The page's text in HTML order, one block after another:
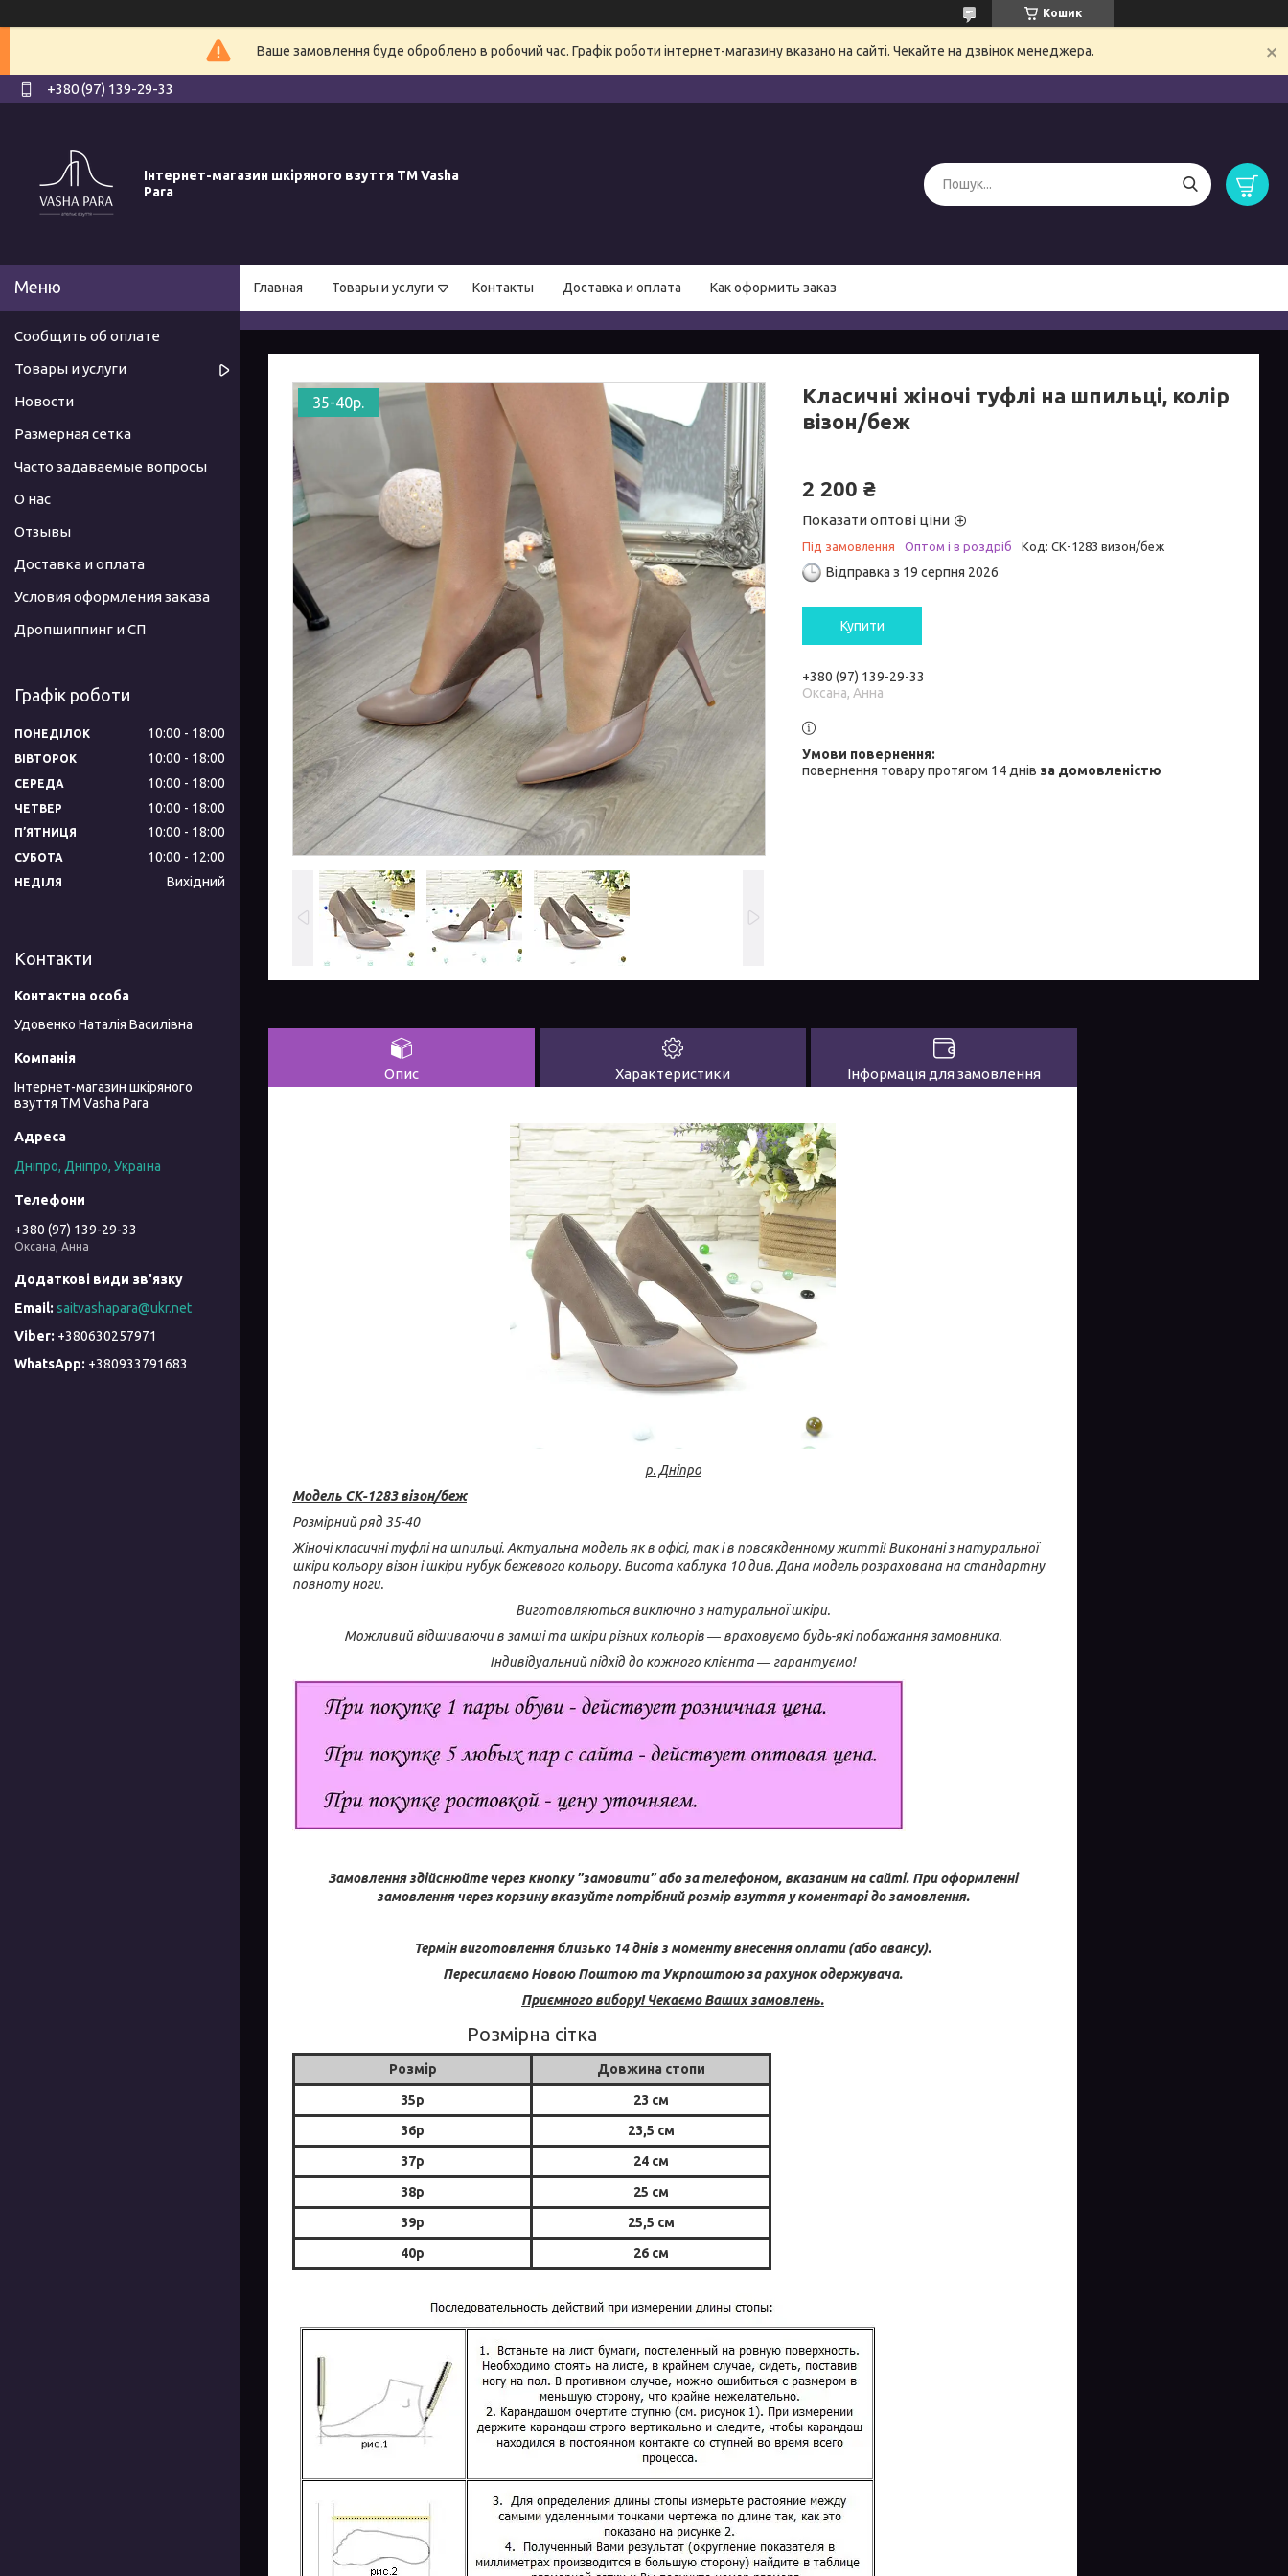
Кошик
Ваше замовлення буде оброблено в робочий час. Графік роботи інтернет-магазину вказано на сайті. Чекайте на дзвінок менеджера.
+380 (97) 139-29-33
Інтернет-магазин шкіряного взуття ТМ Vasha
Para
Главная Товары и услуги Контакты Доставка и оплата Как оформить заказ
35-40р.
Класичні жіночі туфлі на шпильці, колір
візон/беж
2 200 ₴
Показати оптові ціни
Під замовлення Оптом і в роздріб Код: СК-1283 визон/беж
Відправка з 19 серпня 2026
Купити
+380 (97) 139-29-33
Оксана, Анна
повернення товару протягом 14 днів за домовленістю
Опис Характеристики Інформація для замовлення
р. Дніпро
Модель СК-1283 візон/беж
Розмірний ряд 35-40
Жіночі класичні туфлі на шпильці. Актуальна модель як в офісі, так і в повсякденному житті! Виконані з натуральної
шкіри кольору візон і шкіри нубук бежевого кольору. Висота каблука 10 див. Дана модель розрахована на стандартну
повноту ноги.
Виготовляються виключно з натуральної шкіри.
Можливий відшиваючи в замші та шкіри різних кольорів ― враховуємо будь-які побажання замовника.
Індивідуальний підхід до кожного клієнта ― гарантуємо!
Замовлення здійснюйте через кнопку "замовити" або за телефоном, вказаним на сайті. При оформленні
замовлення через корзину вказуйте потрібний розмір взуття у коментарі до замовлення.
Термін виготовлення близько 14 днів з моменту внесення оплати (або авансу).
Пересилаємо Новою Поштою та Укрпоштою за рахунок одержувача.
Приємного вибору! Чекаємо Ваших замовлень.
Розмір Довжина стопи
Розмірна сітка
35р
23 см
36р
23,5 см
37р
24 см
38р
25 см
39р
25,5 см
40р
26 см
Сообщить об оплате
Товары и услуги
Новости
Размерная сетка
Часто задаваемые вопросы
О нас
Отзывы
Доставка и оплата
Условия оформления заказа
Дропшиппинг и СП
Графік роботи
ПОНЕДІЛОК 10:00 18:00
ВІВТОРОК 10:00 18:00
СЕРЕДА 10:00 18:00
ЧЕТВЕР 10:00 18:00
ПʼЯТНИЦЯ 10:00 18:00
СУБОТА 10:00 12:00
НЕДІЛЯ Вихідний
Контакти
Удовенко Наталія Василівна
Інтернет-магазин шкіряного
взуття ТМ Vasha Para
Дніпро, Дніпро, Україна
+380 (97) 139-29-33
Оксана, Анна
saitvashapara@ukr.net
+380630257971
+380933791683